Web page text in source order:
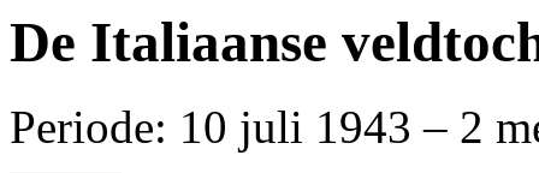
De Italiaanse
Periode: 10 juli 1943 – 2